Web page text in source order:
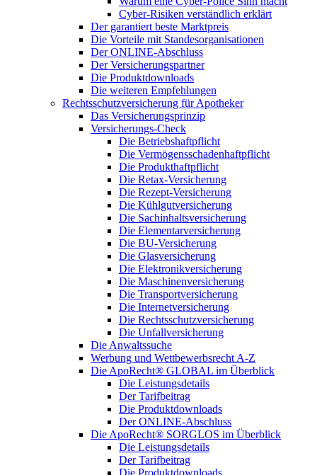
Cyber-Risiken verständlich erklärt
Der garantiert beste Marktpreis
Die Vorteile mit Standesorganisationen
Der ONLINE-Abschluss
Der Versicherungspartner
Die Produktdownloads
Die weiteren Empfehlungen
Rechtsschutzversicherung für Apotheker
Das Versicherungsprinzip
Versicherungs-Check
Die Betriebshaftpflicht
Die Vermögensschadenhaftpflicht
Die Produkthaftpflicht
Die Retax-Versicherung
Die Rezept-Versicherung
Die Kühlgutversicherung
Die Sachinhaltsversicherung
Die Elementarversicherung
Die BU-Versicherung
Die Glasversicherung
Die Elektronikversicherung
Die Maschinenversicherung
Die Transportversicherung
Die Internetversicherung
Die Rechtsschutzversicherung
Die Unfallversicherung
Die Anwaltssuche
Werbung und Wettbewerbsrecht A-Z
Die ApoRecht® GLOBAL im Überblick
Die Leistungsdetails
Der Tarifbeitrag
Die Produktdownloads
Der ONLINE-Abschluss
Die ApoRecht® SORGLOS im Überblick
Die Leistungsdetails
Der Tarifbeitrag
Die Produktdownloads